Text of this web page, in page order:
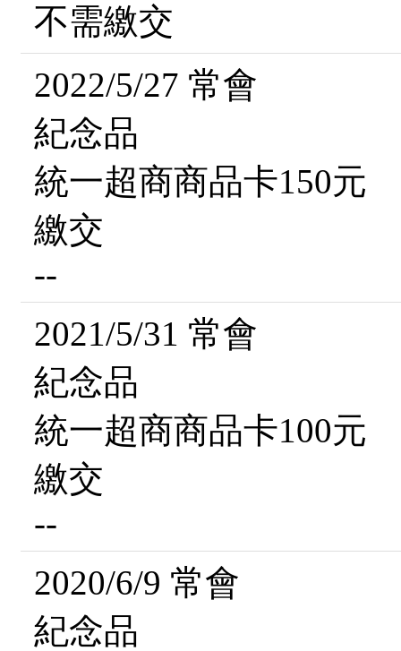
不需繳交
2022/5/27 常會
紀念品
統一超商商品卡150元
繳交
--
2021/5/31 常會
紀念品
統一超商商品卡100元
繳交
--
2020/6/9 常會
紀念品